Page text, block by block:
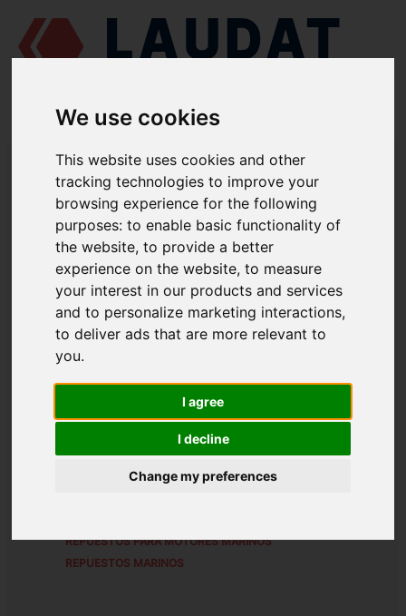
We use cookies
This website uses cookies and other
tracking technologies to improve your
browsing experience for the following
purposes:to enable basic functionality of
the website,to provide a better
experience on the website,to measure
your interest in our products and services
and to personalize marketing interactions,
to deliver ads that are more relevant to
you.
I agree
I decline
Change my preferences
LAUDAT SUPPLY/MOTORES MARINOS/ MITSUBISHI S12R-MPTK
JUNTA DEL COLECTOR DE ADMISIÓN 37530-00200
LAUDAT SUPPLY
MITSUBISHI
CATEGORIA DE SISTEMA DE ENTRADA
JUNTA DEL COLECTOR DE ADMISIÓN
NÚMERO DE PIEZA: 37530-00200
3753000200
REPUESTOS PARA MOTORES MARINOS
REPUESTOS MARINOS